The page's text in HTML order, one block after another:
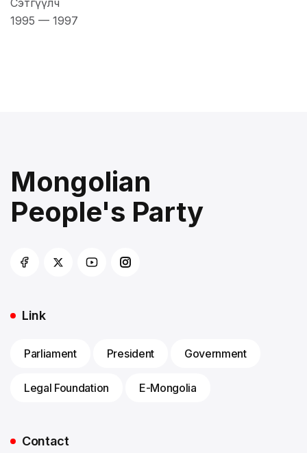
1995 — 1997
Mongolian
People's Party
Link
Parliament President Government
Legal Foundation E-Mongolia
Contact